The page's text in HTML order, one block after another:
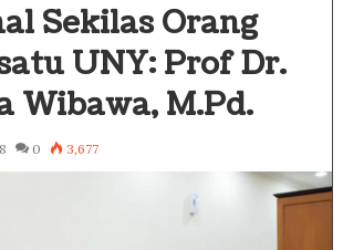
Sekilas Orang
UNY: Prof Dr.
Wibawa, M.Pd.
0 3,677